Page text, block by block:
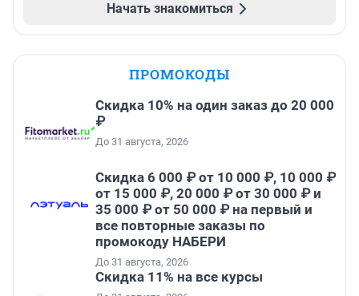
Начать знакомиться
ПРОМОКОДЫ
Скидка 10% на один заказ до 20 000
₽
До 31 августа, 2026
Скидка 6 000 ₽ от 10 000 ₽, 10 000 ₽
от 15 000 ₽, 20 000 ₽ от 30 000 ₽ и
35 000 ₽ от 50 000 ₽ на первый и
все повторные заказы по
промокоду НАБЕРИ
До 31 августа, 2026
Скидка 11% на все курсы